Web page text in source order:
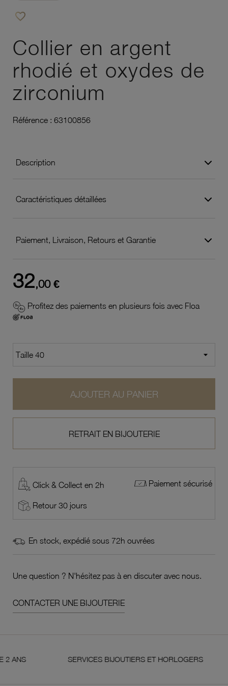
favorite_border
Collier en argent
rhodié et oxydes de
zirconium
Référence : 63100856
Description
Caractéristiques détaillées
Paiement, Livraison, Retours et Garantie
32,00 €
Profitez des paiements en plusieurs fois avec Floa
AJOUTER AU PANIER
RETRAIT EN BIJOUTERIE
Click & Collect en 2h Paiement sécurisé
Retour 30 jours
En stock, expédié sous 72h ouvrées
Une question ? N'hésitez pas à en discuter avec nous.
CONTACTER UNE BIJOUTERIE
SERVICES BIJOUTIERS ET HORLOGERS